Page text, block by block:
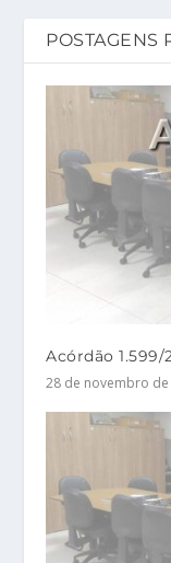
POSTAGENS
Acórdão 1.599/
28 de novembro de